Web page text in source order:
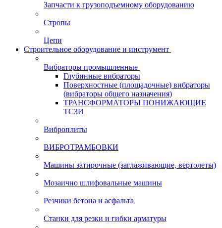
Запчасти к грузоподъемному оборудованию
Стропы
Цепи
Строительное оборудование и инструмент
Вибраторы промышленные
Глубинные вибраторы
Поверхностные (площадочные) вибраторы
(вибраторы общего назначения)
ТРАНСФОРМАТОРЫ ПОНИЖАЮЩИЕ
ТСЗИ
Виброплиты
ВИБРОТРАМБОВКИ
Машины затирочные (заглаживающие, вертолеты)
Мозаично шлифовальные машины
Резчики бетона и асфальта
Станки для резки и гибки арматуры